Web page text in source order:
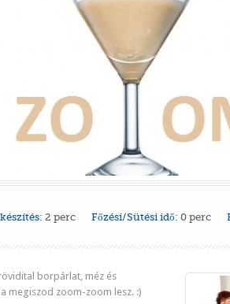
2 perc Főzési/Sütési idő: 0 perc
borpárlat, méz és
megiszod zoom-zoom lesz. :)